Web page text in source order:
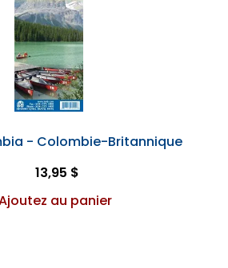
- Colombie-Britannique
13,95 $
au panier